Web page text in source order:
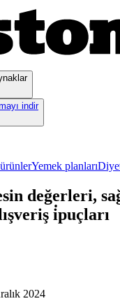
indir
Yemek planları
değerleri,
i̇puçları
2024